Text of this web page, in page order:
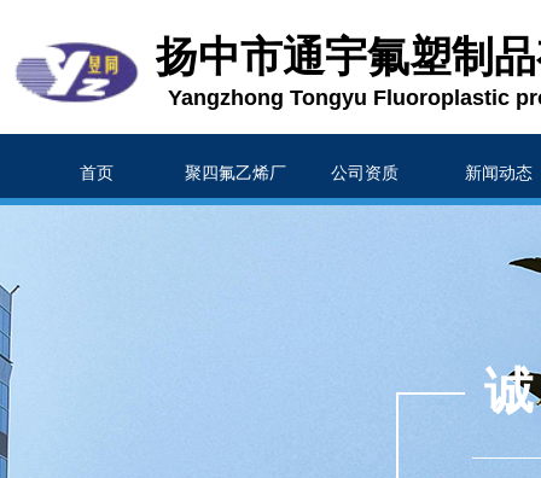
扬中市通宇氟塑制
Yangzhong Tongyu Fluoroplastic
首页 聚四氟乙烯厂 公司资质 新闻动态